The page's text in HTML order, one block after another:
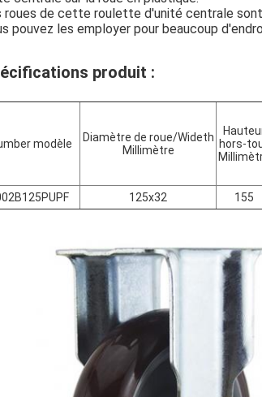
roues de cette roulette d'unité centrale
pouvez les employer pour beaucoup
produit :
modèle
Diamètre de roue/Wideth
Millimètre
hors-
125x32 155